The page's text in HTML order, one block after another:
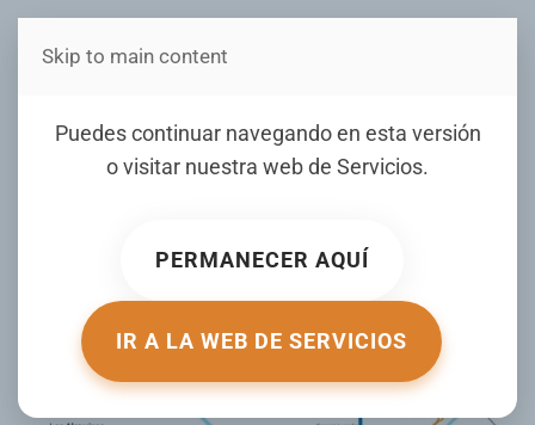
Estás en Telenord Medios
Puedes continuar navegando en esta versión
o visitar nuestra web de Servicios.
PERMANECER AQUÍ
IR A LA WEB DE SERVICIOS
Skip to main content
2025: año clave para la
mejora del transporte en el
Santiago
ESCRITO POR DIARIO LIBRE EL 02 DICIEMBRE 2024.
PUBLICADO EN
NACIONALES